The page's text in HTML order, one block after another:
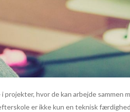
hvor de kan arbejde sammen
er ikke kun en teknisk